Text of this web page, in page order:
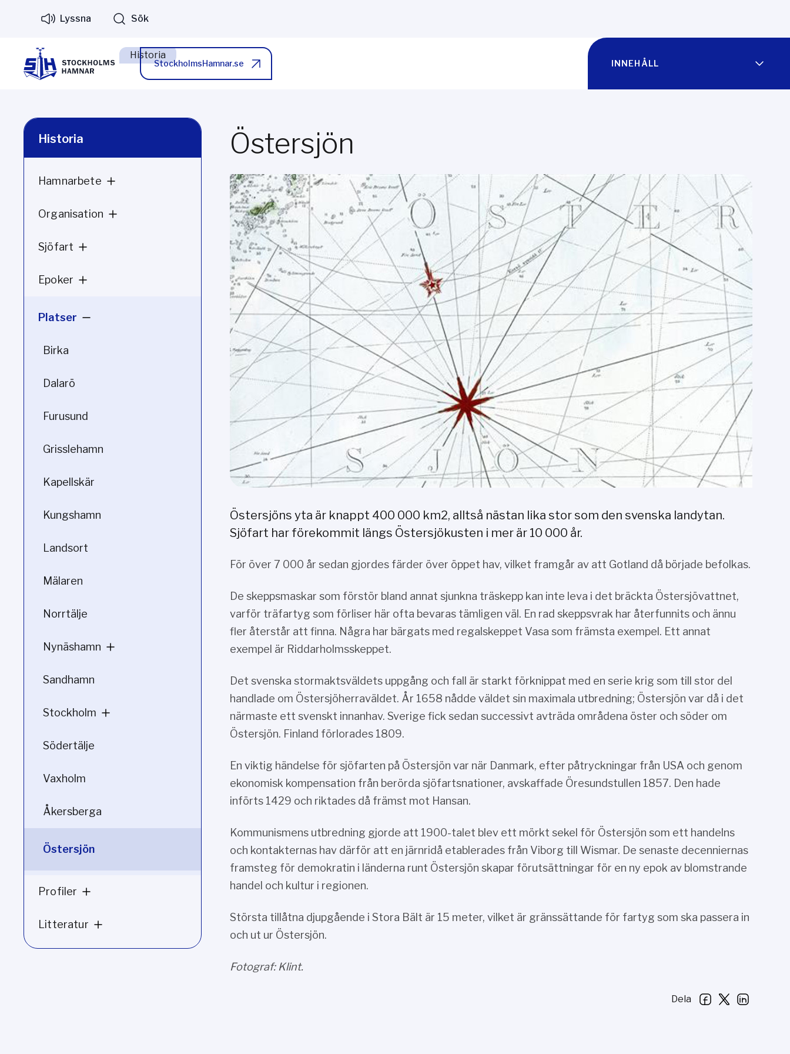
Lyssna Sök
Historia
StockholmsHamnar.se INNEHÅLL
Historia
Hamnarbete
Organisation
Sjöfart
Epoker
Platser
Birka
Dalarö
Furusund
Grisslehamn
Kapellskär
Kungshamn
Landsort
Mälaren
Norrtälje
Nynäshamn
Sandhamn
Stockholm
Södertälje
Vaxholm
Åkersberga
Östersjön
Profiler
Litteratur
Östersjön
Östersjöns yta är knappt 400 000 km2, alltså nästan lika stor som den svenska landytan.
Sjöfart har förekommit längs Östersjökusten i mer är 10 000 år.
För över 7 000 år sedan gjordes färder över öppet hav, vilket framgår av att Gotland då började befolkas.
De skeppsmaskar som förstör bland annat sjunkna träskepp kan inte leva i det bräckta Östersjövattnet,
varför träfartyg som förliser här ofta bevaras tämligen väl. En rad skeppsvrak har återfunnits och ännu
fler återstår att finna. Några har bärgats med regalskeppet Vasa som främsta exempel. Ett annat
exempel är Riddarholmsskeppet.
Det svenska stormaktsväldets uppgång och fall är starkt förknippat med en serie krig som till stor del
handlade om Östersjöherraväldet. År 1658 nådde väldet sin maximala utbredning; Östersjön var då i det
närmaste ett svenskt innanhav. Sverige fick sedan successivt avträda områdena öster och söder om
Östersjön. Finland förlorades 1809.
En viktig händelse för sjöfarten på Östersjön var när Danmark, efter påtryckningar från USA och genom
ekonomisk kompensation från berörda sjöfartsnationer, avskaffade Öresundstullen 1857. Den hade
införts 1429 och riktades då främst mot Hansan.
Kommunismens utbredning gjorde att 1900-talet blev ett mörkt sekel för Östersjön som ett handelns
och kontakternas hav därför att en järnridå etablerades från Viborg till Wismar. De senaste decenniernas
framsteg för demokratin i länderna runt Östersjön skapar förutsättningar för en ny epok av blomstrande
handel och kultur i regionen.
Största tillåtna djupgående i Stora Bält är 15 meter, vilket är gränssättande för fartyg som ska passera in
och ut ur Östersjön.
Fotograf: Klint.
Dela